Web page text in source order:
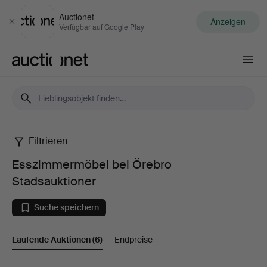
Schließen
Auctionet
Verfügbar auf Google Play Anzeigen
Esszimmermöbel
bei
Örebro
Stadsauktioner
Filtrieren
Esszimmermöbel bei Örebro
Stadsauktioner
Suche speichern
Laufende Auktionen(6) Endpreise